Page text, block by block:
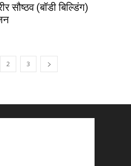
सौष्ठव (बॉडी बिल्डिंग)
2 3